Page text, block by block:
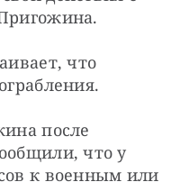
что
после
что у
к военным или